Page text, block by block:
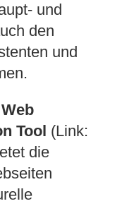
und
den
und
Tool (Link:
die